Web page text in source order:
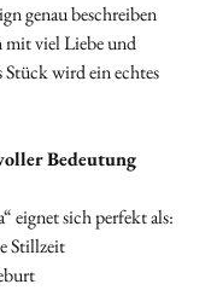
genau beschreiben
mit viel Liebe und
Stück wird ein echtes
Bedeutung
eignet sich perfekt als:
Stillzeit